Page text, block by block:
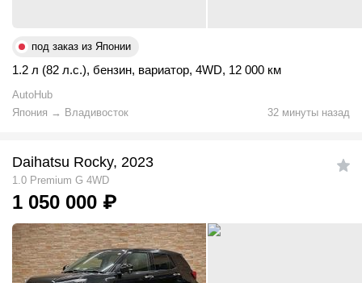
под заказ из Японии
1.2 л (82 л.с.), бензин, вариатор, 4WD, 12 000 км
AutoHub
Япония → Владивосток 32 минуты назад
Daihatsu Rocky, 2023
1.0 Premium G 4WD
1 050 000 ₽